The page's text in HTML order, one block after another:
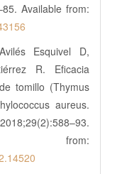
Available from:
Esquivel D,
R. Eficacia
tomillo (Thymus
aureus.